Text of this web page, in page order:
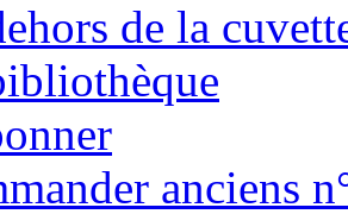
de la
anciens